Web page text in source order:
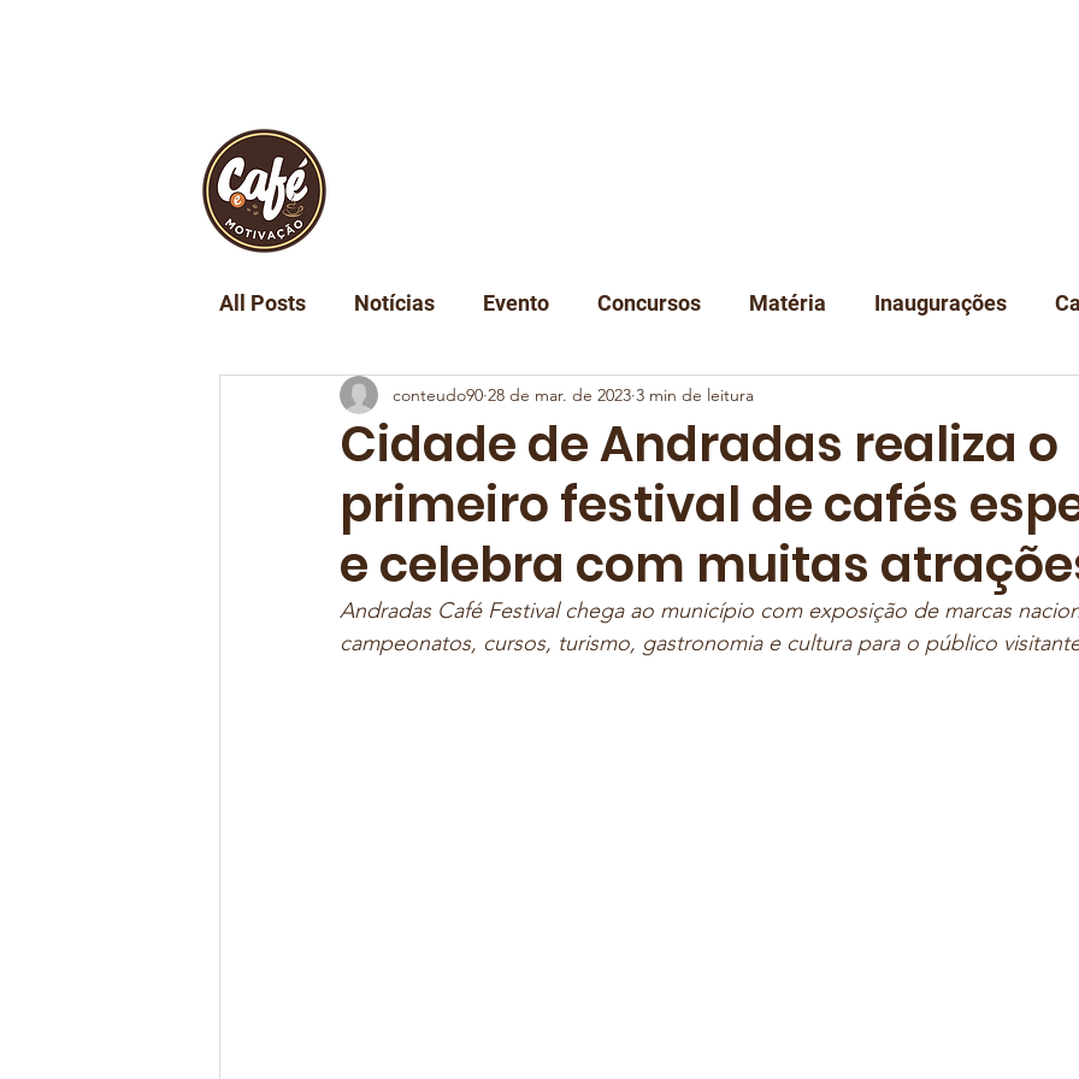
All Posts Notícias Evento Concursos Matéria Inaugurações
Turismo Tecnologia Classificação Instituições
Cidade de Andradas realiza o
primeiro festival de cafés
e celebra com muitas
conteudo90 28 de mar. de 2023 3 min de leitura
Andradas Café Festival chega ao município com exposição de marcas
campeonatos, cursos, turismo, gastronomia e cultura para o público